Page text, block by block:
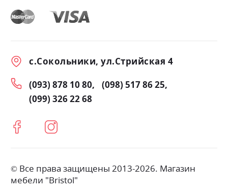
с.Сокольники, ул.Стрийская 4
(093) 878 10 80
(098) 517 86 25
(099) 326 22 68
© Все права защищены 2013-2026. Магазин
мебели "Bristol"